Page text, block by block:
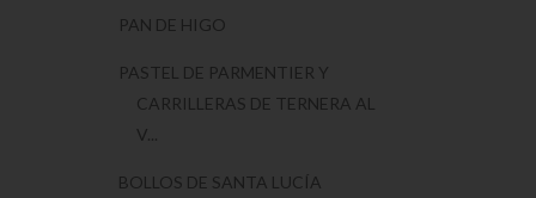
PAN DE HIGO
PASTEL DE PARMENTIER Y
CARRILLERAS DE TERNERA AL
V...
BOLLOS DE SANTA LUCÍA